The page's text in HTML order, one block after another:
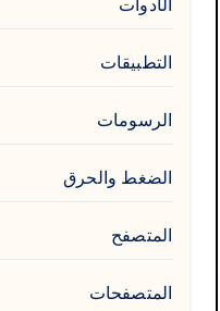
الأدوات
التطبيقات
الرسومات
الضغط والحرق
المتصفح
المتصفحات